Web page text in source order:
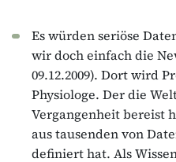
Es würden seriöse
wir doch einfach die
09.12.2009). Dort wird
Physiologe. Der die
Vergangenheit bereist
aus tausenden von
definiert hat. Als